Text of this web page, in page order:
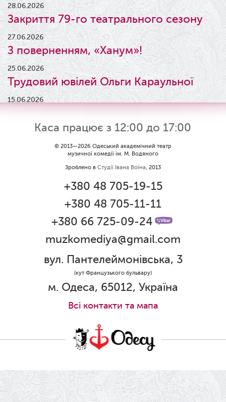
28.06.2026
Закриття 79-го театрального сезону
27.06.2026
З поверненням, «Ханум»!
25.06.2026
Трудовий ювілей Ольги Караульної
15.06.2026
Результати конкурсу
09.06.2026
Вітаємо Ірину Візіренко з
народженням дівчинки!
Дякуємо за свято!
Графік роботи каси 1 червня
Ювілей Олени Редько
Ювілей Станіслава Зайцева
18.05.2026
Шукаємо інженерів і техніків
Каса працює з 12:00 до 17:00
© 2013—2026 Одеський академічний театр
музичної комедії ім. М. Водяного
Зроблено в Студії Івана Воїна, 2013
+380 48 705-19-15
+380 48 705-11-11
+380 66 725-09-24
muzkomediya@gmail.com
вул. Пантелеймонівська, 3
(кут Французького бульвару)
м. Одеса, 65012, Україна
Всi контакти та мапа